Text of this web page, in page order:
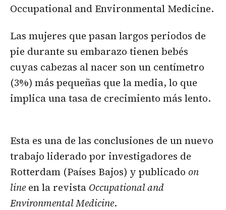
Occupational and Environmental Medicine.
Las mujeres que pasan largos periodos de
pie durante su embarazo tienen bebés
cuyas cabezas al nacer son un centímetro
(3%) más pequeñas que la media, lo que
implica una tasa de crecimiento más lento.
Esta es una de las conclusiones de un nuevo
trabajo liderado por investigadores de
Rotterdam (Países Bajos) y publicado on
lineen la revista Occupational and
Environmental Medicine.